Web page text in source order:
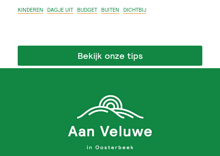
KINDEREN DAGJE UIT BUDGET BUITEN DICHTBIJ
Bekijk onze tips